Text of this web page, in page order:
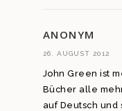
ANONYM
26. AUGUST 2012
John Green ist
Bücher alle
auf Deutsch und